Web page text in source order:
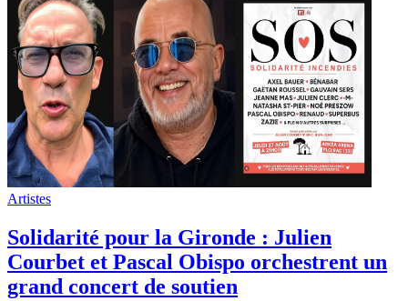
Artistes
Solidarité pour la Gironde : Julien
Courbet et Pascal Obispo orchestrent un
grand concert de soutien